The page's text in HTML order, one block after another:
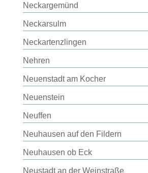
Neckargemünd
Neckarsulm
Neckartenzlingen
Nehren
Neuenstadt am Kocher
Neuenstein
Neuffen
Neuhausen auf den Fildern
Neuhausen ob Eck
Neustadt an der Weinstraße